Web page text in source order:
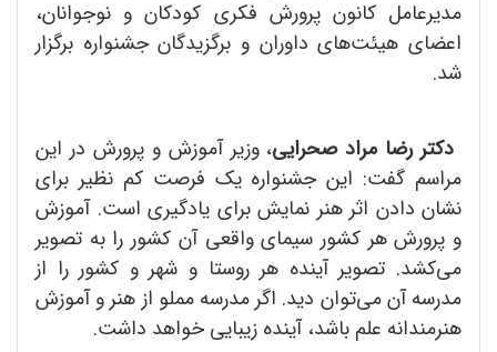
مدیرعامل کانون پرورش فکری کودکان و نوجوانان،
اعضای هیئت‌های داوران و برگزیدگان جشنواره برگزار
شد.
دکتر رضا مراد صحرایی، وزیر آموزش و پرورش در این
مراسم گفت: این جشنواره یک فرصت کم نظیر برای
نشان دادن اثر هنر نمایش برای یادگیری است. آموزش
و پرورش هر کشور سیمای واقعی آن کشور را به تصویر
می‌کشد. تصویر آینده هر روستا و شهر و کشور را از
مدرسه آن می‌توان دید. اگر مدرسه مملو از هنر و آموزش
هنرمندانه علم باشد، آینده زیبایی خواهد داشت.